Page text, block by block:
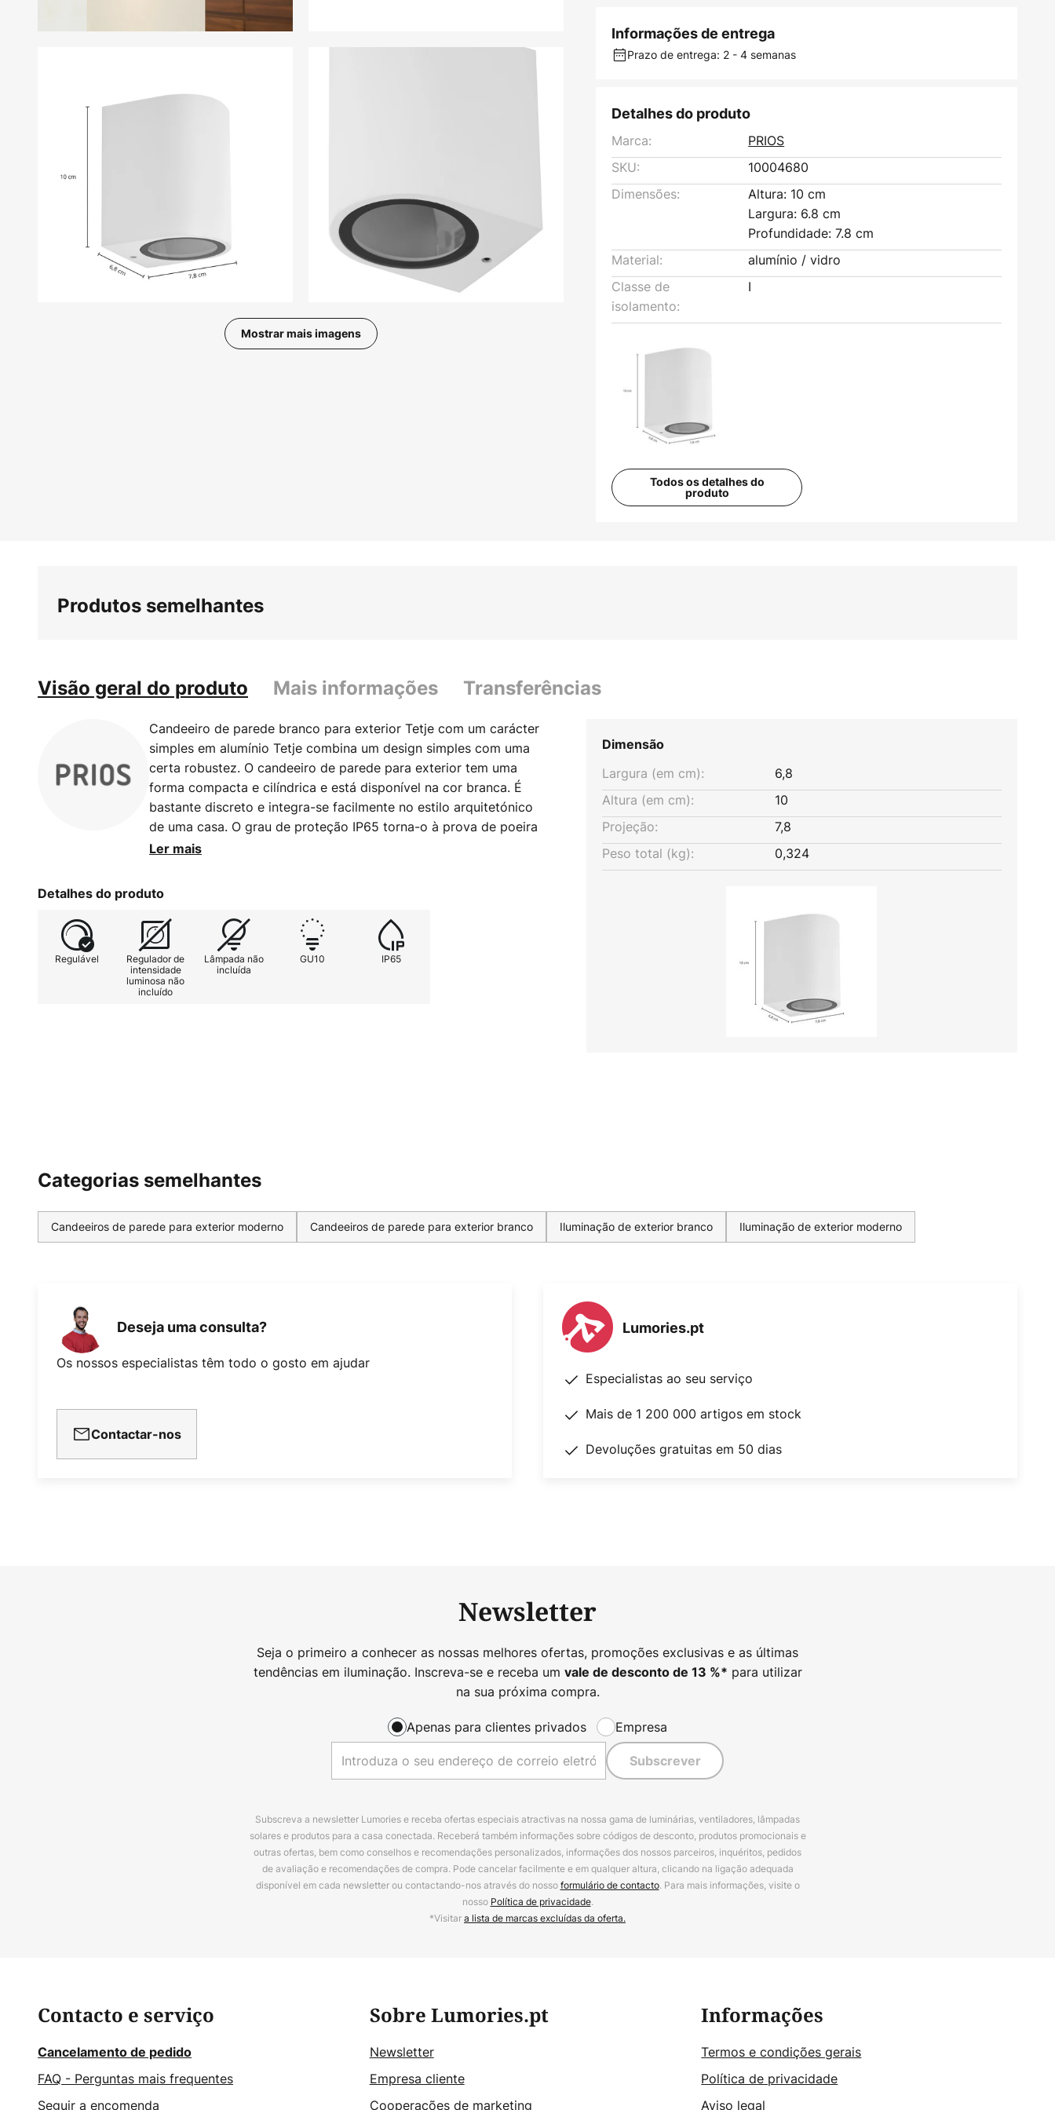
Mostrar mais imagens
Informações de entrega
Prazo de entrega: 2 - 4 semanas
Detalhes do produto
Marca:
PRIOS
SKU:
10004680
Dimensões:
Altura: 10 cm
Largura: 6.8 cm
Profundidade: 7.8 cm
Material:
alumínio / vidro
Classe de
isolamento:
I
Todos os detalhes do
produto
Produtos semelhantes
Visão geral do produto Mais informações Transferências
Candeeiro de parede branco para exterior Tetje com um carácter
simples em alumínio Tetje combina um design simples com uma
certa robustez. O candeeiro de parede para exterior tem uma
forma compacta e cilíndrica e está disponível na cor branca. É
bastante discreto e integra-se facilmente no estilo arquitetónico
de uma casa. O grau de proteção IP65 torna-o à prova de poeira
e protege-o contra jactos de água, tornando-o o companheiro
Tetje é feito de alumínio e pode ser equipado com fontes de luz
Ler mais
Detalhes do produto
Regulável
Regulador de
intensidade
luminosa não
incluído
Lâmpada não
incluída
GU10 IP65
Dimensão
Largura (em cm):
6,8
Altura (em cm):
10
Projeção:
7,8
Peso total (kg):
0,324
Categorias semelhantes
Candeeiros de parede para exterior moderno Candeeiros de parede para exterior branco Iluminação de exterior branco Iluminação de exterior moderno
Deseja uma consulta?
Os nossos especialistas têm todo o gosto em ajudar
Contactar-nos
Lumories.pt
Especialistas ao seu serviço
Mais de 1 200 000 artigos em stock
Devoluções gratuitas em 50 dias
Newsletter
Seja o primeiro a conhecer as nossas melhores ofertas, promoções exclusivas e as últimas
tendências em iluminação. Inscreva-se e receba um vale de desconto de 13 %* para utilizar
na sua próxima compra.
Apenas para clientes privados Empresa
Subscrever
Subscreva a newsletter Lumories e receba ofertas especiais atractivas na nossa gama de luminárias, ventiladores, lâmpadas
solares e produtos para a casa conectada. Receberá também informações sobre códigos de desconto, produtos promocionais e
outras ofertas, bem como conselhos e recomendações personalizados, informações dos nossos parceiros, inquéritos, pedidos
de avaliação e recomendações de compra. Pode cancelar facilmente e em qualquer altura, clicando na ligação adequada
disponível em cada newsletter ou contactando-nos através do nossoformulário de contacto. Para mais informações, visite o
nosso Política de privacidade.
*Visitara lista de marcas excluídas da oferta.
Contacto e serviço
Cancelamento de pedido
FAQ - Perguntas mais frequentes
Seguir a encomenda
Sobre Lumories.pt
Newsletter
Empresa cliente
Cooperações de marketing
Informações
Termos e condições gerais
Política de privacidade
Aviso legal